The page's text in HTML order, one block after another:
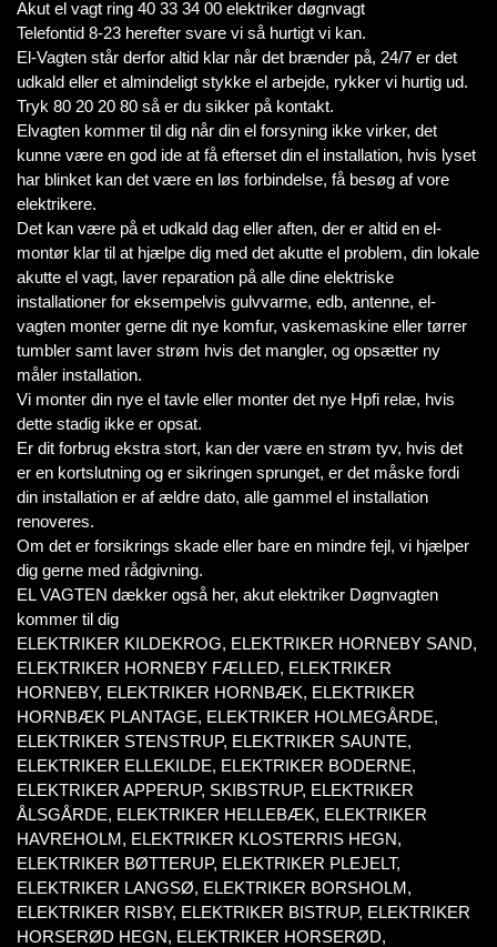
Akut el vagt ring 40 33 34 00 elektriker døgnvagt
Telefontid 8-23 herefter svare vi så hurtigt vi kan.
El-Vagten står derfor altid klar når det brænder på, 24/7 er det
udkald eller et almindeligt stykke el arbejde, rykker vi hurtig ud.
Tryk 80 20 20 80 så er du sikker på kontakt.
Elvagten kommer til dig når din el forsyning ikke virker, det
kunne være en god ide at få efterset din el installation, hvis lyset
har blinket kan det være en løs forbindelse, få besøg af vore
elektrikere.
Det kan være på et udkald dag eller aften, der er altid en el-
montør klar til at hjælpe dig med det akutte el problem, din lokale
akutte el vagt, laver reparation på alle dine elektriske
installationer for eksempelvis gulvvarme, edb, antenne, el-
vagten monter gerne dit nye komfur, vaskemaskine eller tørrer
tumbler samt laver strøm hvis det mangler, og opsætter ny
måler installation.
Vi monter din nye el tavle eller monter det nye Hpfi relæ, hvis
dette stadig ikke er opsat.
Er dit forbrug ekstra stort, kan der være en strøm tyv, hvis det
er en kortslutning og er sikringen sprunget, er det måske fordi
din installation er af ældre dato, alle gammel el installation
renoveres.
Om det er forsikrings skade eller bare en mindre fejl, vi hjælper
dig gerne med rådgivning.
EL VAGTEN dækker også her, akut elektriker Døgnvagten
kommer til dig
ELEKTRIKER KILDEKROG, ELEKTRIKER HORNEBY SAND,
ELEKTRIKER HORNEBY FÆLLED, ELEKTRIKER
HORNEBY, ELEKTRIKER HORNBÆK, ELEKTRIKER
HORNBÆK PLANTAGE, ELEKTRIKER HOLMEGÅRDE,
ELEKTRIKER STENSTRUP, ELEKTRIKER SAUNTE,
ELEKTRIKER ELLEKILDE, ELEKTRIKER BODERNE,
ELEKTRIKER APPERUP, SKIBSTRUP, ELEKTRIKER
ÅLSGÅRDE, ELEKTRIKER HELLEBÆK, ELEKTRIKER
HAVREHOLM, ELEKTRIKER KLOSTERRIS HEGN,
ELEKTRIKER BØTTERUP, ELEKTRIKER PLEJELT,
ELEKTRIKER LANGSØ, ELEKTRIKER BORSHOLM,
ELEKTRIKER RISBY, ELEKTRIKER BISTRUP, ELEKTRIKER
HORSERØD HEGN, ELEKTRIKER HORSERØD,